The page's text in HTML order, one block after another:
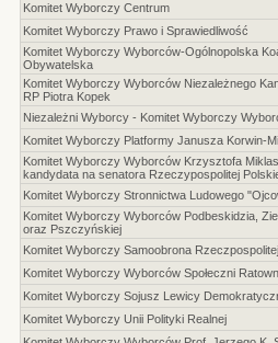
Komitet Wyborczy Centrum
Komitet Wyborczy Prawo i Sprawiedliwość
Komitet Wyborczy Wyborców-Ogólnopolska
Obywatelska
Komitet Wyborczy Wyborców Niezależnego
RP Piotra Kopek
Niezależni Wyborcy - Komitet Wyborczy
Komitet Wyborczy Platformy Janusza Korwin-
Komitet Wyborczy Wyborców Krzysztofa
kandydata na senatora Rzeczypospolitej
Komitet Wyborczy Stronnictwa Ludowego
Komitet Wyborczy Wyborców Podbeskidzia,
oraz Pszczyńskiej
Komitet Wyborczy Samoobrona
Komitet Wyborczy Wyborców Społeczni
Komitet Wyborczy Sojusz Lewicy
Komitet Wyborczy Unii Polityki Realnej